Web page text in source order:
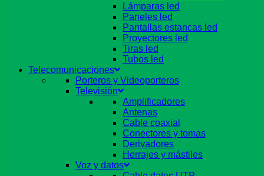
Lámparas led
Paneles led
Pantallas estancas led
Proyectores led
Tiras led
Tubos led
Telecomunicaciones
Porteros y Videoporteros
Televisión
Amplificadores
Antenas
Cable coaxial
Conectores y tomas
Derivadores
Herrajes y mástiles
Voz y datos